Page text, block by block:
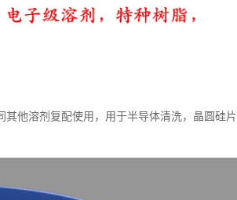
他溶剂复配使用，用于半导体清洗，晶圆硅片